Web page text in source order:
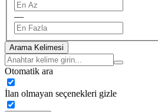
—
Arama Kelimesi
Otomatik ara
İlan olmayan seçenekleri gizle